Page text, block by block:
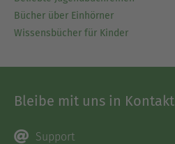
Bücher über Einhörner
Wissensbücher für Kinder
Bleibe mit uns in Kontakt
Support